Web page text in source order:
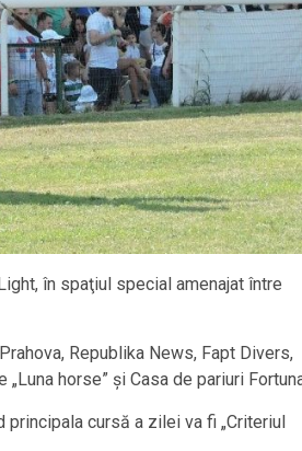
în spaţiul special amenajat între
Republika News, Fapt Divers,
horse” şi Casa de pariuri
cursă a zilei va fi „Criteriul